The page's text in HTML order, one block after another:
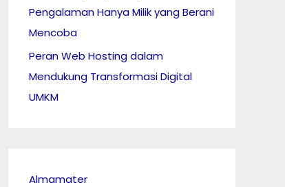
Pengalaman Hanya Milik yang Berani
Mencoba
Peran Web Hosting dalam
Mendukung Transformasi Digital
UMKM
Almamater